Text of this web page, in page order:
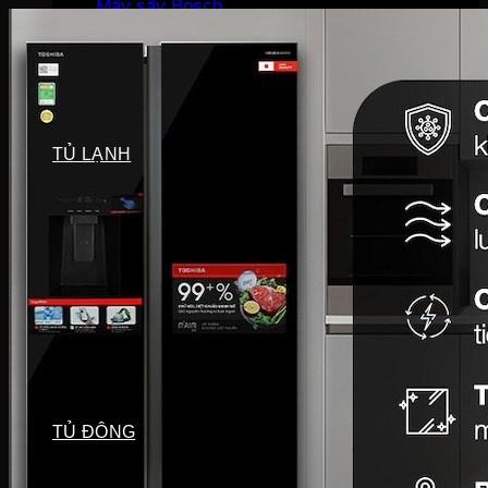
Máy sấy Bosch
Máy sấy Galanz
Máy sấy Samsung
Máy sấy Whirlpool
TỦ LẠNH
Tủ lạnh LG
Tủ lạnh Aqua
Tủ lạnh Funiki
Tủ lạnh Casper
Tủ lạnh Hitachi
Tủ lạnh Toshiba
Tủ lạnh SamSung
TỦ ĐÔNG